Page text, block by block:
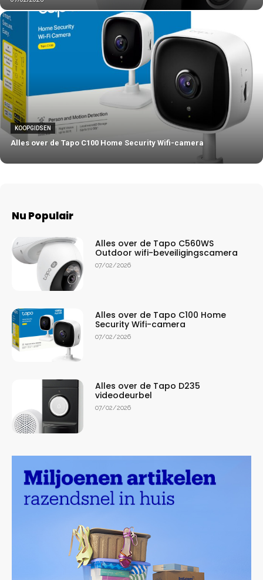
KOOPGIDSEN
Alles over de Tapo C100 Home Security Wifi-camera
Nu Populair
Alles over de Tapo C560WS
Outdoor wifi-beveiligingscamera
07/02/2026
Alles over de Tapo C100 Home
Security Wifi-camera
07/02/2026
Alles over de Tapo D235
videodeurbel
07/02/2026